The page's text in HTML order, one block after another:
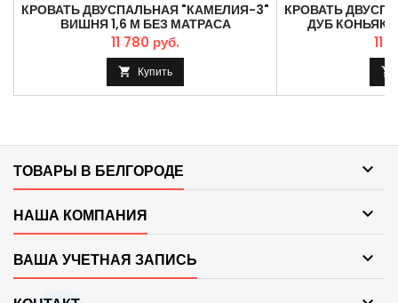
КРОВАТЬ ДВУСПАЛЬНАЯ "КАМЕЛИЯ-3"
ВИШНЯ 1,6 М БЕЗ МАТРАСА
11 780 руб.
 Купить
КРОВАТЬ
ДУБ КОНЬЯК
11

ТОВАРЫ В БЕЛГОРОДЕ 
НАША КОМПАНИЯ 
ВАША УЧЕТНАЯ ЗАПИСЬ 